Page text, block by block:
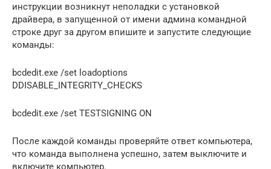
инструкции возникнут неполадки с установкой
драйвера, в запущенной от имени админа командной
строке друг за другом впишите и запустите следующие
команды:
bcdedit.exe /set loadoptions
DDISABLE_INTEGRITY_CHECKS
bcdedit.exe /set TESTSIGNING ON
После каждой команды проверяйте ответ компьютера,
что команда выполнена успешно, затем выключите и
включите компьютер.